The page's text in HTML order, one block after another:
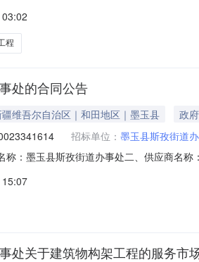
在行政区划编码:653222项目所在行政区
程
处的合同公告
疆维吾尔自治区｜和田地区｜墨玉县
政
招标单位： 墨玉县斯孜街道
称：墨玉县斯孜街道办事处二、供应商名
隔墙;装饰柜、书架、办公桌等工程详见附
处关于建筑物构架工程的服务市